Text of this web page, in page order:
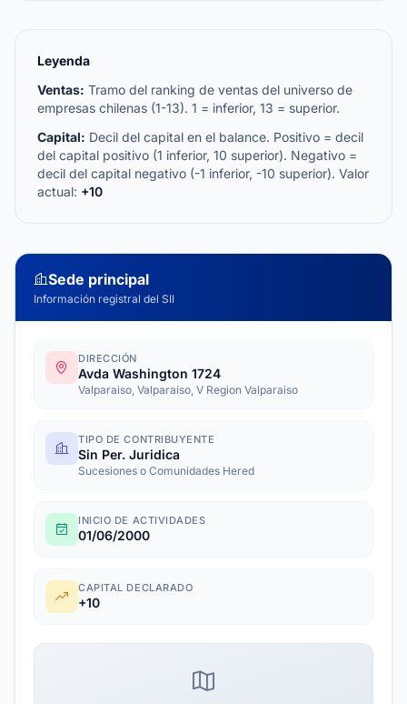
Leyenda
Ventas: Tramo del ranking de ventas del universo de
empresas chilenas (1-13). 1 = inferior, 13 = superior.
Capital: Decil del capital en el balance. Positivo = decil
del capital positivo (1 inferior, 10 superior). Negativo =
decil del capital negativo (-1 inferior, -10 superior). Valor
actual: +10
Sede principal
Información registral del SII
DIRECCIÓN
Avda Washington 1724
Valparaiso, Valparaíso, V Region Valparaiso
TIPO DE CONTRIBUYENTE
Sin Per. Juridica
Sucesiones o Comunidades Hered
INICIO DE ACTIVIDADES
01/06/2000
CAPITAL DECLARADO
+10